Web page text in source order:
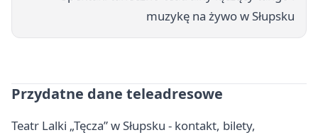
muzykę na żywo w Słupsku
Przydatne dane teleadresowe
Teatr Lalki „Tęcza” w Słupsku - kontakt, bilety,